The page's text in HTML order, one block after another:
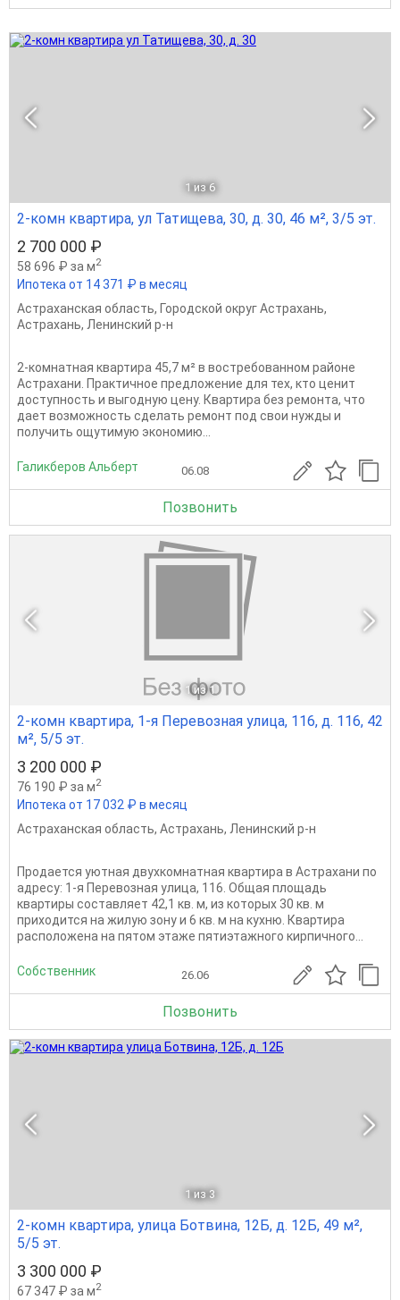
1 из 6
2-комн квартира, ул Татищева, 30, д. 30, 46 м², 3/5 эт.
2 700 000 ₽
58 696 ₽ за м2
Ипотека от 14 371 ₽ в месяц
Астраханская область, Городской округ Астрахань,
Астрахань, Ленинский р-н
2-комнатная квартира 45,7 м² в востребованном районе
Астрахани. Практичное предложение для тех, кто ценит
доступность и выгодную цену. Квартира без ремонта, что
дает возможность сделать ремонт под свои нужды и
получить ощутимую экономию...
Галикберов Альберт 06.08
Позвонить
1 из 1
2-комн квартира, 1-я Перевозная улица, 116, д. 116, 42
м², 5/5 эт.
3 200 000 ₽
76 190 ₽ за м2
Ипотека от 17 032 ₽ в месяц
Астраханская область, Астрахань, Ленинский р-н
Продается уютная двухкомнатная квартира в Астрахани по
адресу: 1-я Перевозная улица, 116. Общая площадь
квартиры составляет 42,1 кв. м, из которых 30 кв. м
приходится на жилую зону и 6 кв. м на кухню. Квартира
расположена на пятом этаже пятиэтажного кирпичного...
Собственник 26.06
Позвонить
1 из 3
2-комн квартира, улица Ботвина, 12Б, д. 12Б, 49 м²,
5/5 эт.
3 300 000 ₽
67 347 ₽ за м2